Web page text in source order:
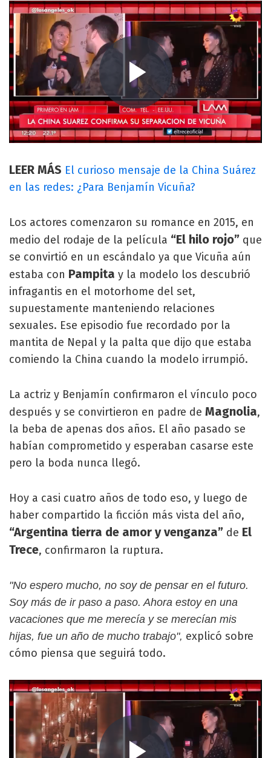
LEER MÁS El curioso mensaje de la China Suárez
en las redes: ¿Para Benjamín Vicuña?
Los actores comenzaron su romance en 2015, en
medio del rodaje de la película “El hilo rojo” que
se convirtió en un escándalo ya que Vicuña aún
estaba con Pampita y la modelo los descubrió
infragantis en el motorhome del set,
supuestamente manteniendo relaciones
sexuales. Ese episodio fue recordado por la
mantita de Nepal y la palta que dijo que estaba
comiendo la China cuando la modelo irrumpió.
La actriz y Benjamín confirmaron el vínculo poco
después y se convirtieron en padre de Magnolia,
la beba de apenas dos años. El año pasado se
habían comprometido y esperaban casarse este
pero la boda nunca llegó.
Hoy a casi cuatro años de todo eso, y luego de
haber compartido la ficción más vista del año,
“Argentina tierra de amor y venganza” de El
Trece, confirmaron la ruptura.
"No espero mucho, no soy de pensar en el futuro.
Soy más de ir paso a paso. Ahora estoy en una
vacaciones que me merecía y se merecían mis
hijas, fue un año de mucho trabajo", explicó sobre
cómo piensa que seguirá todo.